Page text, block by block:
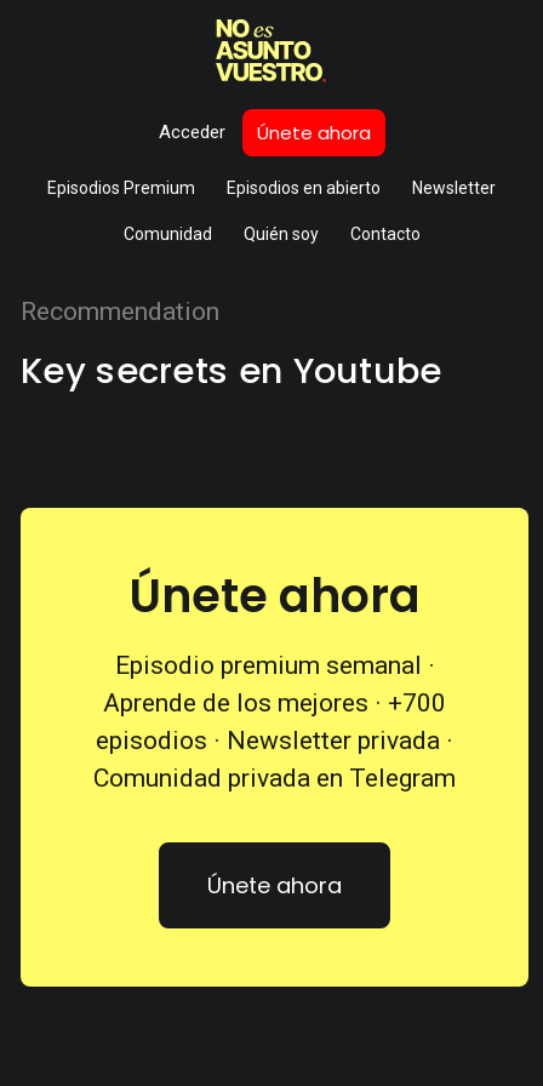
Acceder Únete ahora
Episodios Premium Episodios en abierto Newsletter
Comunidad Quién soy Contacto
Recommendation
Key secrets en Youtube
Únete ahora
Episodio premium semanal ·
Aprende de los mejores · +700
episodios · Newsletter privada ·
Comunidad privada en Telegram
Únete ahora